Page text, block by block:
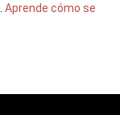
Aprende cómo se